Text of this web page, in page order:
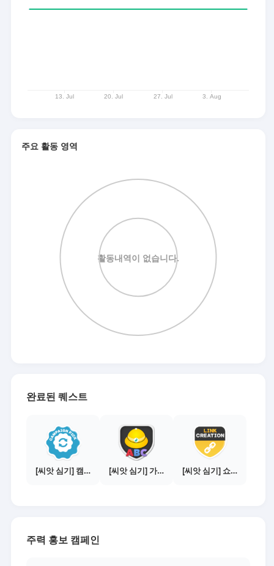
주요 활동 영역
완료된 퀘스트
[씨앗 심기] 캠페인 전환하기 [씨앗 심기] 가이드보기 - 매체별 활동 가이드 [씨앗 심기] 쇼핑몰 링크 발급하기 - 제휴몰 10곳
주력 홍보 캠페인